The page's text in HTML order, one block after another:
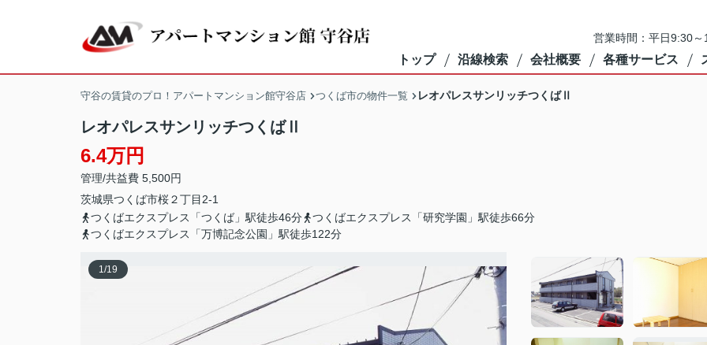
営業時間：平日9:30
トップ 沿線検索 会社概要 各種サービス
守谷の賃貸のプロ！アパートマンション館守谷店 つくば市の物件一覧 レオパレスサンリッチつくばⅡ
レオパレスサンリッチつくばⅡ
6.4万円
管理/共益費 5,500円
茨城県つくば市桜２丁目2-1
つくばエクスプレス「つくば」駅徒歩46分
つくばエクスプレス「研究学園」駅徒歩66分
つくばエクスプレス「万博記念公園」駅徒歩122分
1/19